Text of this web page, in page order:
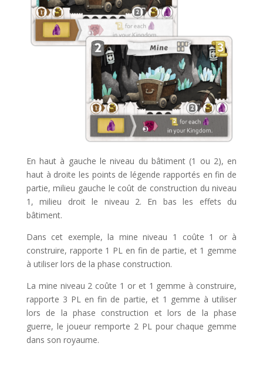
En haut à gauche le niveau du bâtiment (1 ou 2), en
haut à droite les points de légende rapportés en fin de
partie, milieu gauche le coût de construction du niveau
1, milieu droit le niveau 2. En bas les effets du
bâtiment.
Dans cet exemple, la mine niveau 1 coûte 1 or à
construire, rapporte 1 PL en fin de partie, et 1 gemme
à utiliser lors de la phase construction.
La mine niveau 2 coûte 1 or et 1 gemme à construire,
rapporte 3 PL en fin de partie, et 1 gemme à utiliser
lors de la phase construction et lors de la phase
guerre, le joueur remporte 2 PL pour chaque gemme
dans son royaume.